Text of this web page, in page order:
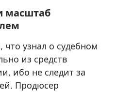
масштаб
узнал о судебном
из средств
ибо не следит за
Продюсер